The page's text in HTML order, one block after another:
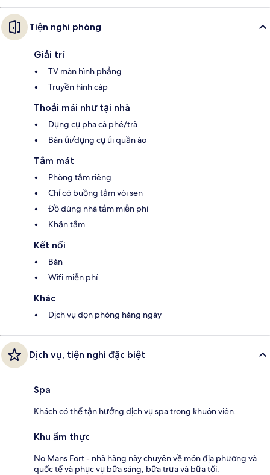
Tiện nghi phòng
Giải trí
TV màn hình phẳng
Truyền hình cáp
Thoải mái như tại nhà
Dụng cụ pha cà phê/trà
Bàn ủi/dụng cụ ủi quần áo
Tắm mát
Phòng tắm riêng
Chỉ có buồng tắm vòi sen
Đồ dùng nhà tắm miễn phí
Khăn tắm
Kết nối
Bàn
Wifi miễn phí
Khác
Dịch vụ dọn phòng hàng ngày
Dịch vụ, tiện nghi đặc biệt
Spa
Khách có thể tận hưởng dịch vụ spa trong khuôn viên.
Khu ẩm thực
No Mans Fort - nhà hàng này chuyên về món địa phương và
quốc tế và phục vụ bữa sáng, bữa trưa và bữa tối.